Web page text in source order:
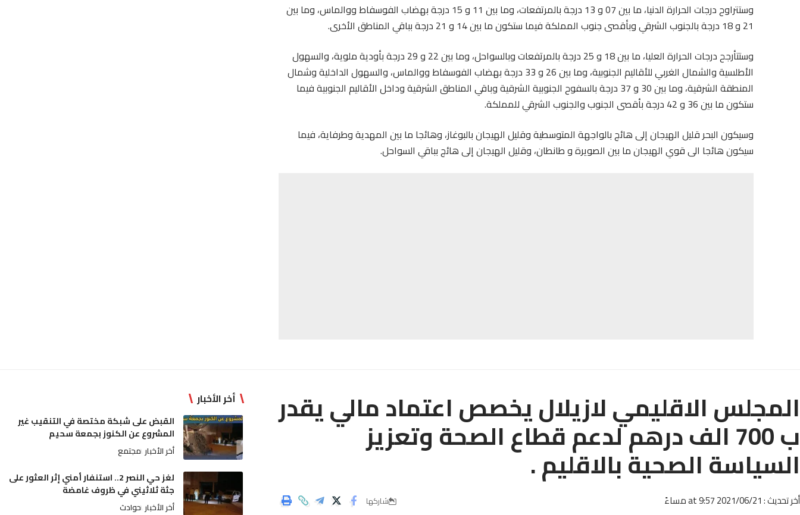
وستتراوح درجات الحرارة الدنيا، ما بين 07 و 13 درجة بالمرتفعات، وما بين 11 و 15 درجة بهضاب الفوسفاط ووالماس، وما بين
21 و 18 درجة بالجنوب الشرقي وبأقصى جنوب المملكة فيما ستكون ما بين 14 و 21 درجة بباقي المناطق الأخرى.
وستتأرجح درجات الحرارة العليا، ما بين 18 و 25 درجة بالمرتفعات وبالسواحل، وما بين 22 و 29 درجة بأودية ملوية، والسهول
الأطلسية والشمال الغربي للأقاليم الجنوبية، وما بين 26 و 33 درجة بهضاب الفوسفاط ووالماس، والسهول الداخلية وشمال
المنطقة الشرقية، وما بين 30 و 37 درجة بالسفوح الجنوبية الشرقية وباقي المناطق الشرقية وداخل الأقاليم الجنوبية فيما
ستكون ما بين 36 و 42 درجة بأقصى الجنوب والجنوب الشرقي للمملكة.
وسيكون البحر قليل الهيجان إلى هائج بالواجهة المتوسطية وقليل الهيجان بالبوغاز، وهائجا ما بين المهدية وطرفاية، فيما
سيكون هائجا الى قوي الهيجان ما بين الصويرة و طانطان، وقليل الهيجان إلى هائج بباقي السواحل.
المجلس الاقليمي لازيلال يخصص اعتماد مالي يقدر
ب 700 الف درهم لدعم قطاع الصحة وتعزيز
السياسة الصحية بالاقليم .
أخر تحديث : 2021/06/21 at 9:57 مساءً شاركها
أخر الأخبار
القبض على شبكة مختصة في التنقيب غير
المشروع عن الكنوز بجمعة سحيم
أخر الأخبار مجتمع
لغز حي النصر 2.. استنفار أمني إثر العثور على
جثة ثلاثيني في ظروف غامضة
أخر الأخبار حوادث